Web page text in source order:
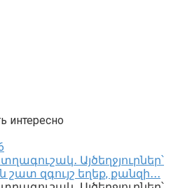
интересно
Այծեղջյուրներ՝
զգույշ եղեք, քանզի․․․